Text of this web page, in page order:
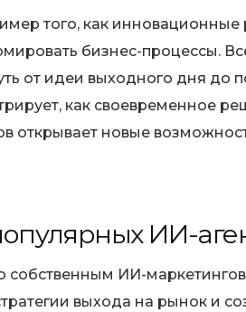
того, как инновационные
бизнес-процессы.
от идеи выходного дня
как своевременное
открывает новые
ИИ-
собственным ИИ-
выхода на рынок и